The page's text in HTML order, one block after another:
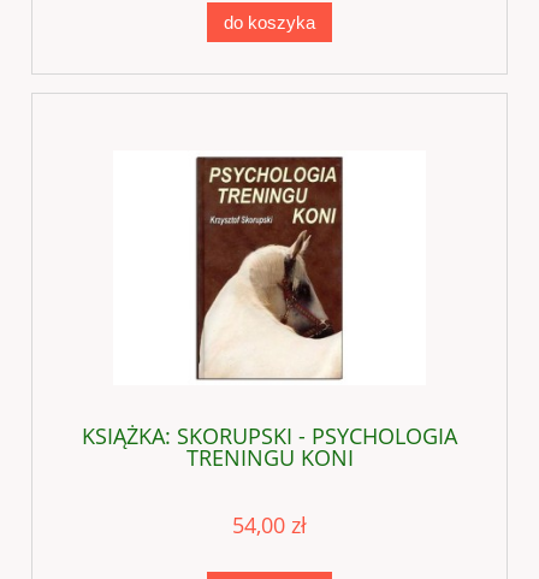
do koszyka
KSIĄŻKA: SKORUPSKI - PSYCHOLOGIA
TRENINGU KONI
54,00 zł